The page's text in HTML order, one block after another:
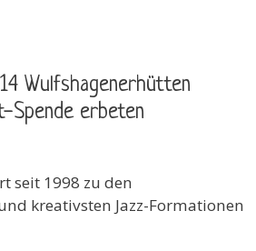
Wulfshagenerhütten
erbeten
seit 1998 zu den
kreativsten Jazz-Formationen